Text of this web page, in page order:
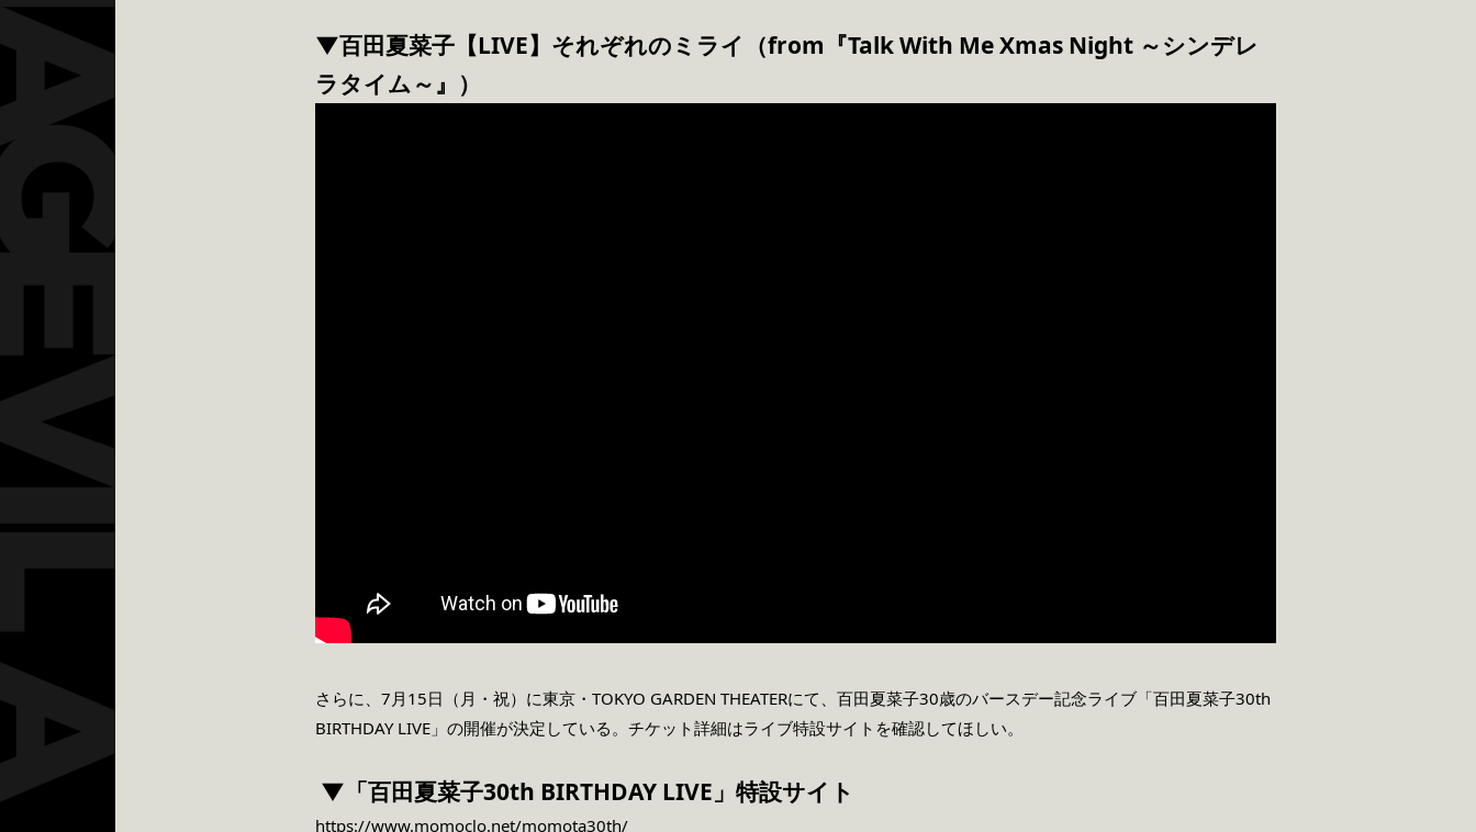
▼百田夏菜子【LIVE】それぞれのミライ（from『Talk With Me Xmas Night ～シンデレ
ラタイム～』）
さらに、7月15日（月・祝）に東京・TOKYO GARDEN THEATERにて、百田夏菜子30歳のバースデー記念ライブ「百田夏菜子30th
BIRTHDAY LIVE」の開催が決定している。チケット詳細はライブ特設サイトを確認してほしい。
▼「百田夏菜子30th BIRTHDAY LIVE」特設サイト
https://www.momoclo.net/momota30th/